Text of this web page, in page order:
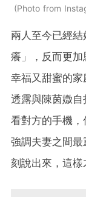
Photo from
兩人至今已經
癢」，反而更
幸福又甜蜜的
透露與陳茵媺
看對方的手機
強調夫妻之間
刻說出來，這樣